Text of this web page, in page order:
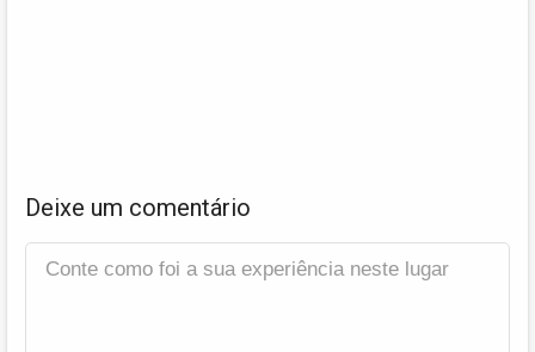
Deixe um comentário